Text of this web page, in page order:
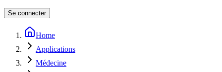
Se connecter
Home
Applications
Médecine